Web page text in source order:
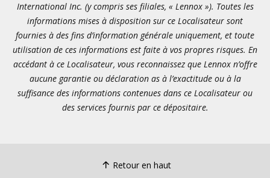
International Inc. (y compris ses filiales, « Lennox »). Toutes les
informations mises à disposition sur ce Localisateur sont
fournies à des fins d’information générale uniquement, et toute
utilisation de ces informations est faite à vos propres risques. En
accédant à ce Localisateur, vous reconnaissez que Lennox n’offre
aucune garantie ou déclaration as à l’exactitude ou à la
suffisance des informations contenues dans ce Localisateur ou
des services fournis par ce dépositaire.
Retour en haut